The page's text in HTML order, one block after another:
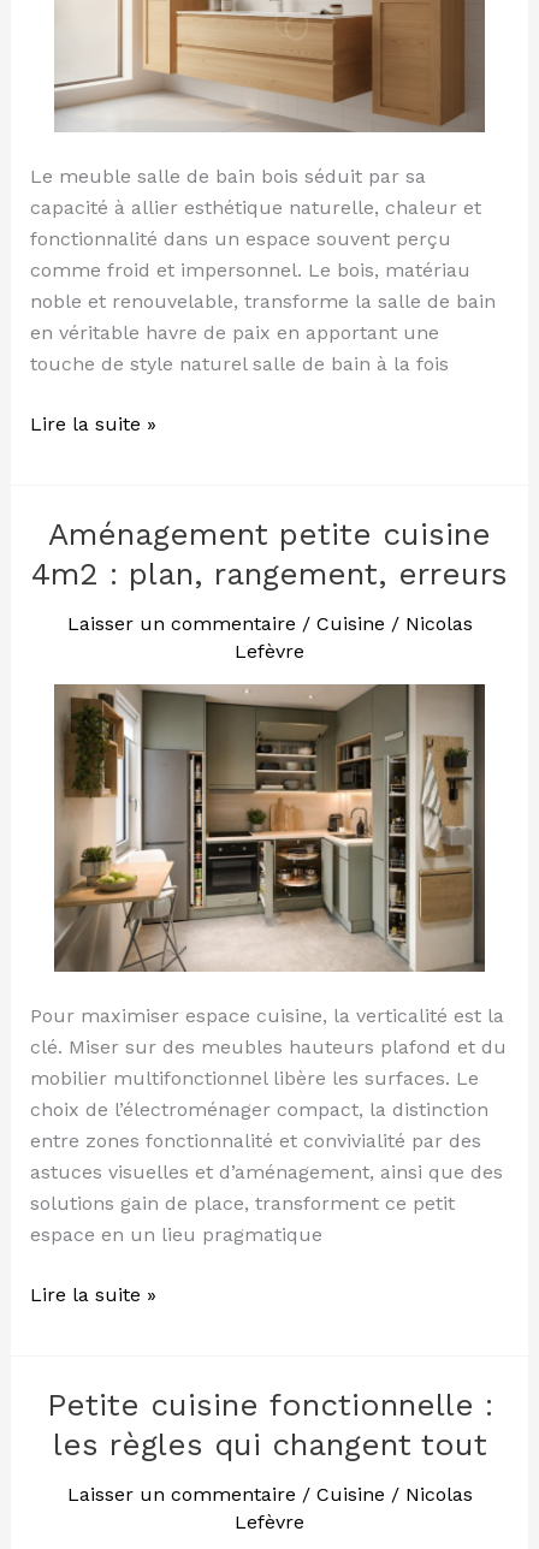
Le meuble salle de bain bois séduit par sa
capacité à allier esthétique naturelle, chaleur et
fonctionnalité dans un espace souvent perçu
comme froid et impersonnel. Le bois, matériau
noble et renouvelable, transforme la salle de bain
en véritable havre de paix en apportant une
touche de style naturel salle de bain à la fois
Lire la suite »
Aménagement petite cuisine
4m2 : plan, rangement, erreurs
Laisser un commentaire / Cuisine / Nicolas
Lefèvre
Pour maximiser espace cuisine, la verticalité est la
clé. Miser sur des meubles hauteurs plafond et du
mobilier multifonctionnel libère les surfaces. Le
choix de l’électroménager compact, la distinction
entre zones fonctionnalité et convivialité par des
astuces visuelles et d’aménagement, ainsi que des
solutions gain de place, transforment ce petit
espace en un lieu pragmatique
Aménagement
petite
cuisine
4m2
plan,
rangement,
erreurs
Lire la suite »
Petite cuisine fonctionnelle :
les règles qui changent tout
Laisser un commentaire / Cuisine / Nicolas
Lefèvre
Petite
cuisine
fonctionnelle